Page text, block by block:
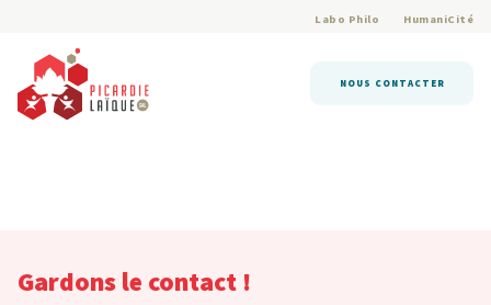
Labo Philo HumaniCité
NOUS CONTACTER
Gardons le contact !